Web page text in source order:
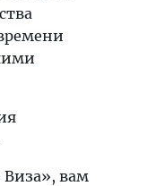
Виза», вам